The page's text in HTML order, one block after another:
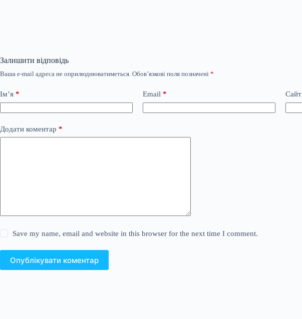
Залишити відповідь
Ваша e-mail адреса не оприлюднюватиметься. Обов’язкові поля позначені *
Ім’я * Email * Сайт
Додати коментар *
Save my name, email and website in this browser for the next time I comment.
Опублікувати коментар